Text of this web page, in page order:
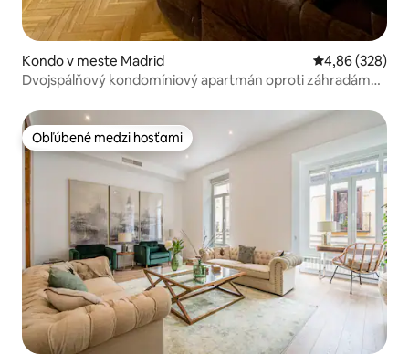
Kondo v meste Madrid Priemerné
4,86 (328)
Dvojspálňový kondomíniový apartmán oproti záhradám
Obľúbené medzi hosťami
Obľúbené medzi hosťami